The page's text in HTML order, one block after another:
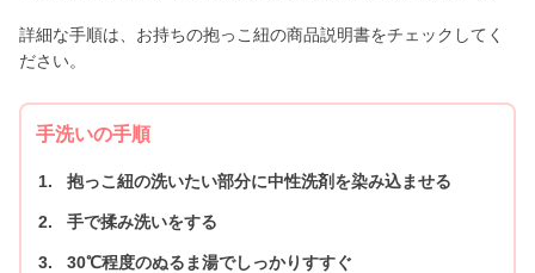
詳細な手順は、お持ちの抱っこ紐の商品説明書をチェックしてく
ださい。
手洗いの手順
抱っこ紐の洗いたい部分に中性洗剤を染み込ませる
手で揉み洗いをする
30℃程度のぬるま湯でしっかりすすぐ